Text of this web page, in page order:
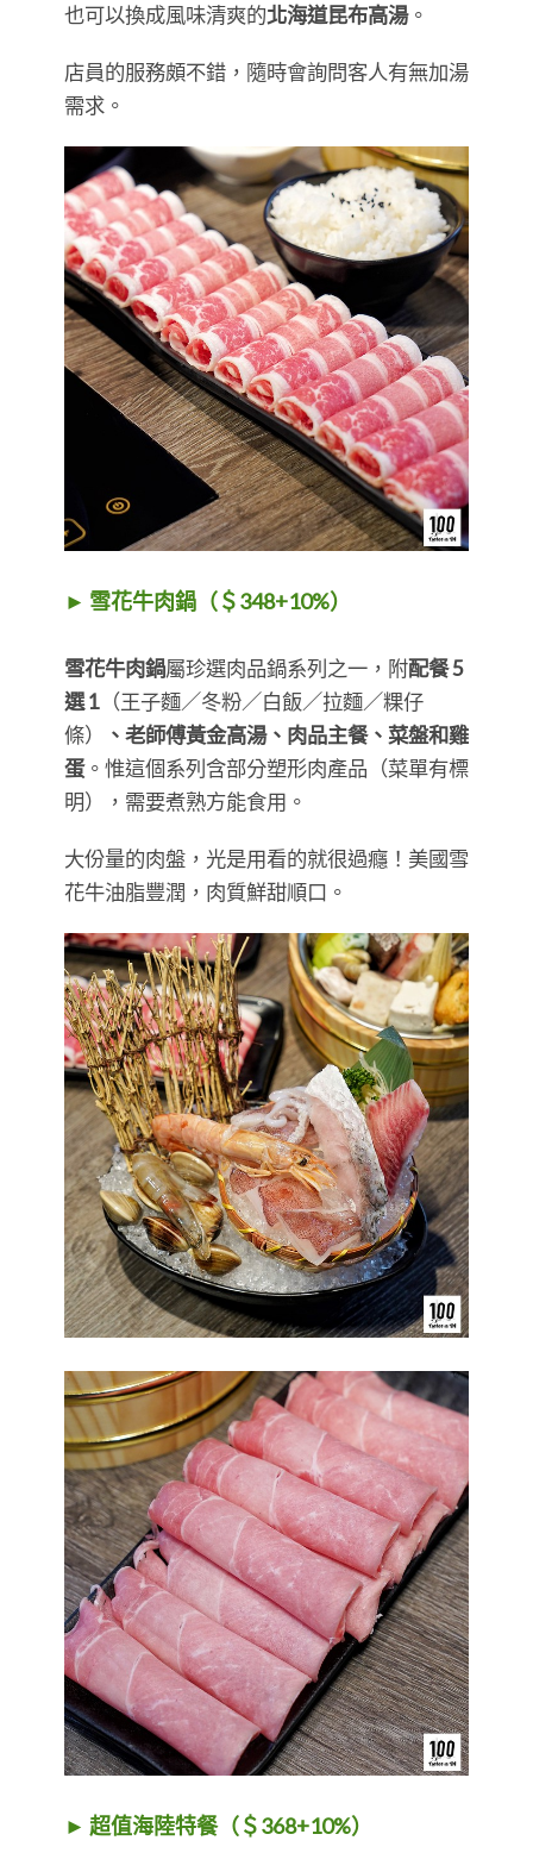
也可以換成風味清爽的北海道昆布高湯。
店員的服務頗不錯，隨時會詢問客人有無加湯
需求。
► 雪花牛肉鍋（＄348+10%）
雪花牛肉鍋屬珍選肉品鍋系列之一，附配餐 5
選 1 （王子麵／冬粉／白飯／拉麵／粿仔
條）
、老師傅黃金高湯、肉品主餐、菜盤和雞
蛋。惟這個系列含部分塑形肉產品（菜單有標
明），需要煮熟方能食用。
大份量的肉盤，光是用看的就很過癮！美國雪
花牛油脂豐潤，肉質鮮甜順口。
► 超值海陸特餐（＄368+10%）